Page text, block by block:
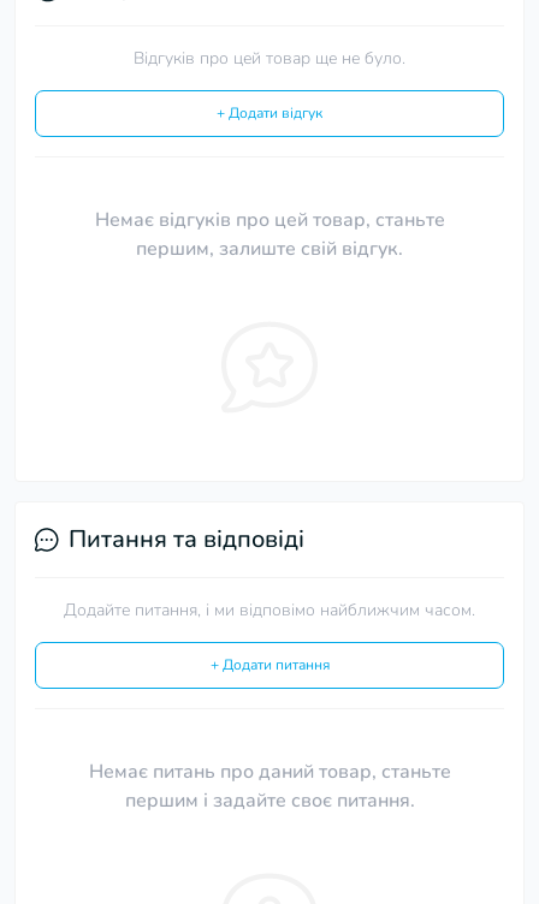
Відгуків про цей товар ще не було.
+ Додати відгук
Немає відгуків про цей товар, станьте
першим, залиште свій відгук.
Питання та відповіді
Додайте питання, і ми відповімо найближчим часом.
+ Додати питання
Немає питань про даний товар, станьте
першим і задайте своє питання.